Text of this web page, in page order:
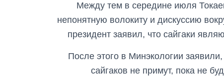
Между тем в середине июля
непонятную волокиту и дискуссию
президент заявил, что сайгаки
После этого в Минэкологии
сайгаков не примут, пока не